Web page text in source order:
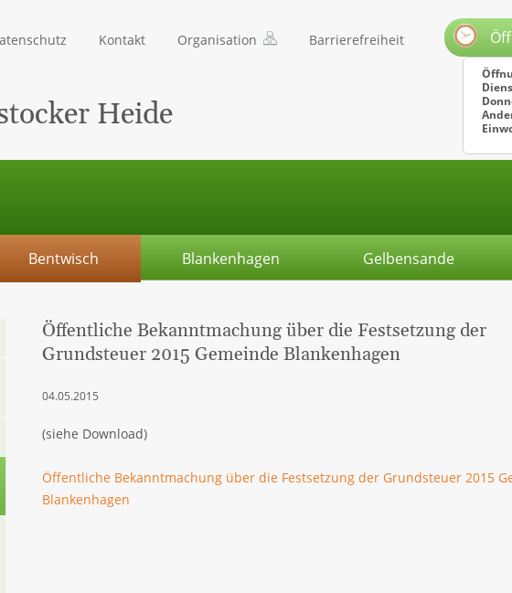
Heide
Kontakt Organisation Barrierefreiheit
Bentwisch Blankenhagen Gelbensande
Öffentliche Bekanntmachung über die Festsetzung der
Grundsteuer 2015 Gemeinde Blankenhagen
04.05.2015
(siehe Download)
Öffentliche Bekanntmachung über die Festsetzung der Grundsteuer 2015
Blankenhagen